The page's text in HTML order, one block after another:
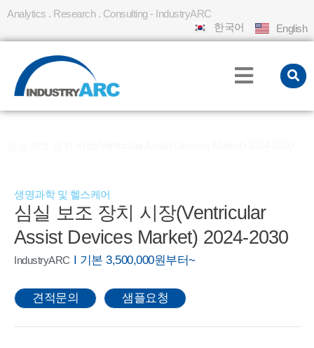
Analytics . Research . Consulting - IndustryARC
한국어
English
생명과학 및 헬스케어
심실 보조 장치 시장(Ventricular
Assist Devices Market) 2024-2030
IndustryARC I 기본 3,500,000원부터~
견적문의 샘플요청